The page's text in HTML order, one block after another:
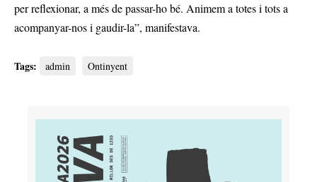
per reflexionar, a més de passar-ho bé. Animem a totes i tots a
acompanyar-nos i gaudir-la”, manifestava.
Tags: admin Ontinyent